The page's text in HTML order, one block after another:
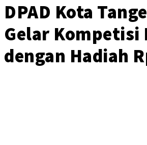
DPAD Kota
Gelar Kompetisi
dengan Hadiah